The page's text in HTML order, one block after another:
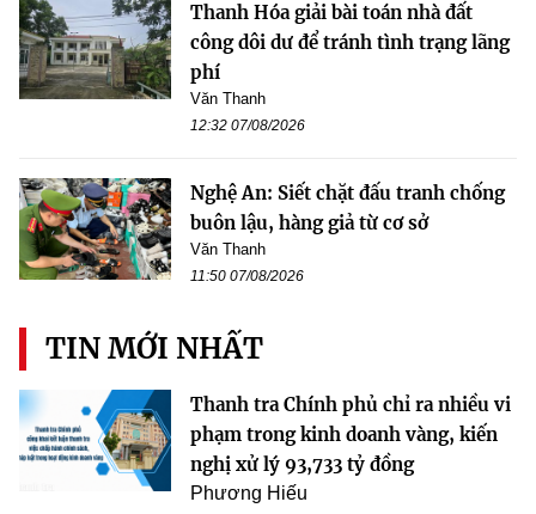
Thanh Hóa giải bài toán nhà đất
công dôi dư để tránh tình trạng lãng
phí
Văn Thanh
12:32 07/08/2026
Nghệ An: Siết chặt đấu tranh chống
buôn lậu, hàng giả từ cơ sở
Văn Thanh
11:50 07/08/2026
TIN MỚI NHẤT
Thanh tra Chính phủ chỉ ra nhiều vi
phạm trong kinh doanh vàng, kiến
nghị xử lý 93,733 tỷ đồng
Phương Hiếu